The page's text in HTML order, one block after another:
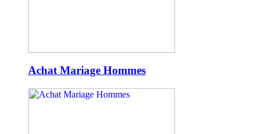
Achat Mariage Hommes